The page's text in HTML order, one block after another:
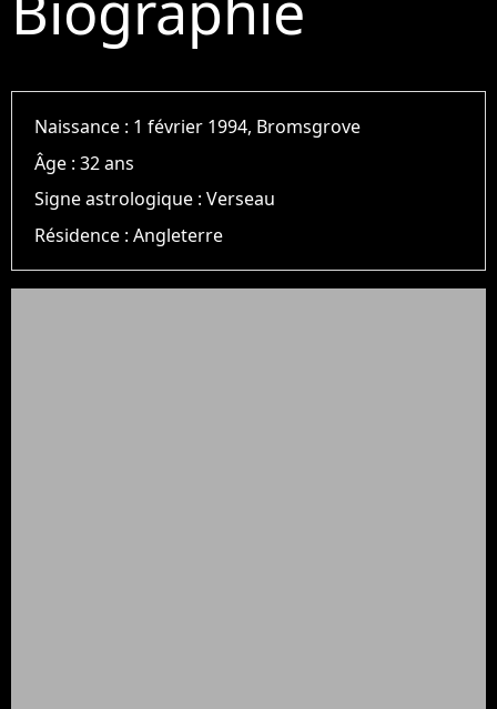
Naissance : 1 février 1994, Bromsgrove
Âge :32 ans
Signe astrologique :Verseau
Résidence :Angleterre